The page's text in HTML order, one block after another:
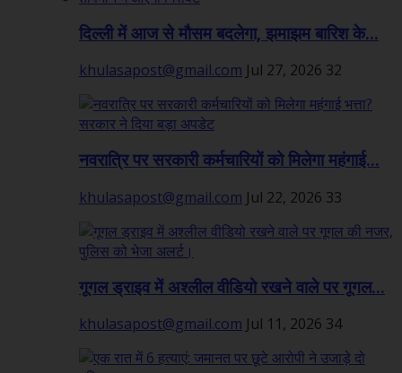
दिल्ली में आज से मौसम बदलेगा, झमाझम बारिश के...
khulasapost@gmail.com Jul 27, 2026 32
नवरात्रि पर सरकारी कर्मचारियों को मिलेगा महंगाई...
khulasapost@gmail.com Jul 22, 2026 33
गूगल ड्राइव में अश्लील वीडियो रखने वाले पर गूगल...
khulasapost@gmail.com Jul 11, 2026 34